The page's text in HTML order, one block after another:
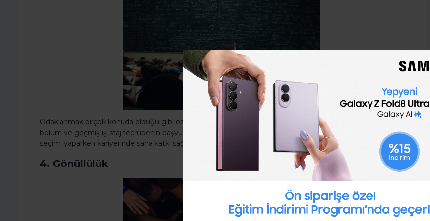
Profesyonel bir CV hazırlayıp PDF
Odaklanmak birçok konuda olduğu gibi özgeçmiş hazırlamada da kritiktir. Seçtiğin derslerin okuduğun
bölüm ve geçmiş iş-staj tecrübenin başvurduğun işle alakalı olmasına özen göster. Yani üniversitede ders
seçimi yaparken kariyerinde sana katkı sağlayacak derslere odaklan.
4. Gönüllülük